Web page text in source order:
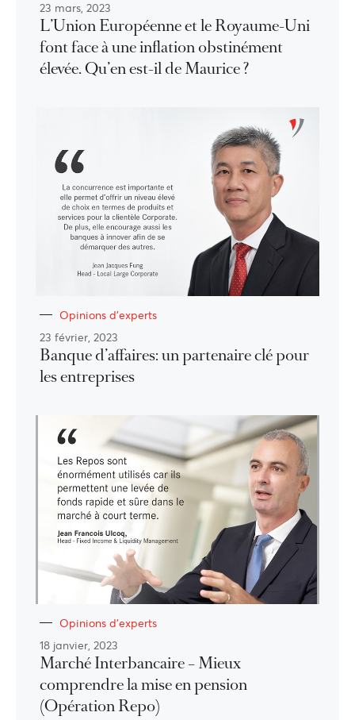
23 mars, 2023
L’Union Européenne et le Royaume-Uni
font face à une inflation obstinément
élevée. Qu’en est-il de Maurice ?
Opinions d'experts
23 février, 2023
Banque d’affaires: un partenaire clé pour
les entreprises
Opinions d'experts
18 janvier, 2023
Marché Interbancaire – Mieux
comprendre la mise en pension
(Opération Repo)